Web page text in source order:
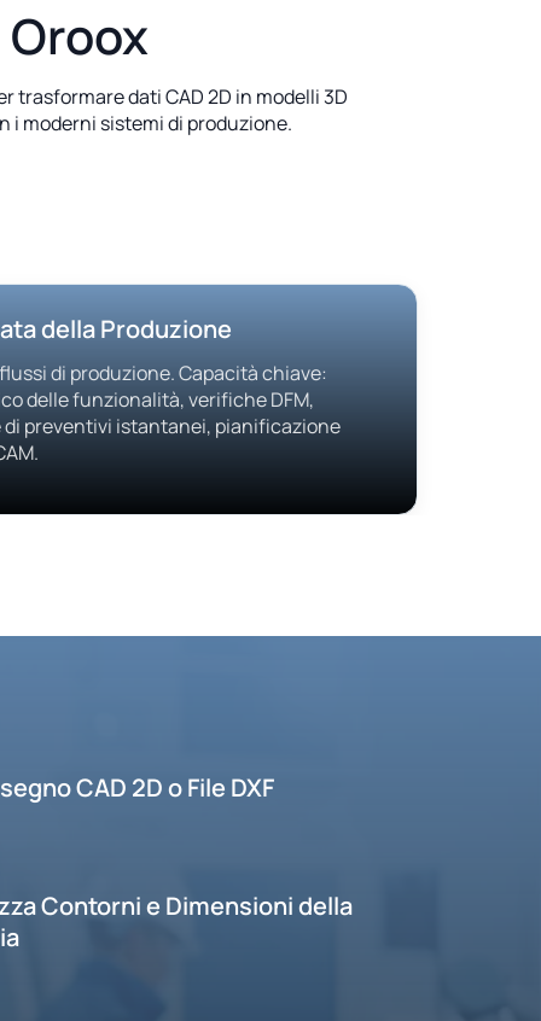
dati CAD 2D in modelli 3D
i moderni sistemi di produzione.
della Produzione
di produzione. Capacità chiave:
delle funzionalità, verifiche DFM,
preventivi istantanei, pianificazione
CAD 2D o File DXF
Contorni e Dimensioni della